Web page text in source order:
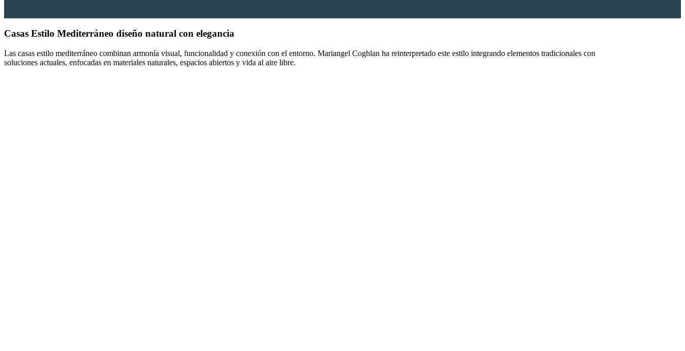
Casas Estilo Mediterráneo diseño natural con elegancia
Las casas estilo mediterráneo combinan armonía visual, funcionalidad y conexión con el entorno. Mariangel Coghlan ha reinterpretado este estilo integrando elementos tradicionales con
soluciones actuales, enfocadas en materiales naturales, espacios abiertos y vida al aire libre.